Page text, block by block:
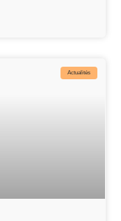
Actualités